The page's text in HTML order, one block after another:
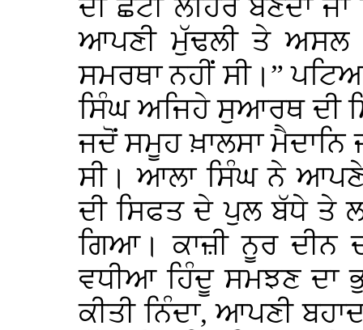
ਦੀ ਛੋਟੀ ਲਹਿਰ ਬਣਦਾ
ਆਪਣੀ ਮੁੱਢਲੀ ਤੇ ਅਸਲ
ਸਮਰਥਾ ਨਹੀਂ ਸੀ।”
ਸਿੰਘ ਅਜਿਹੇ ਸੁਆਰਥ ਦੀ
ਜਦੋਂ ਸਮੂਹ ਖ਼ਾਲਸਾ ਮੈਦਾਨਿ
ਸੀ। ਆਲਾ ਸਿੰਘ ਨੇ ਆਪਣੇ
ਦੀ ਸਿਫਤ ਦੇ ਪੁਲ ਬੱਧੇ ਤੇ
ਗਿਆ। ਕਾਜ਼ੀ ਨੂਰ ਦੀਨ
ਵਧੀਆ ਹਿੰਦੂ ਸਮਝਣ ਦਾ
ਕੀਤੀ ਨਿੰਦਾ, ਆਪਣੀ